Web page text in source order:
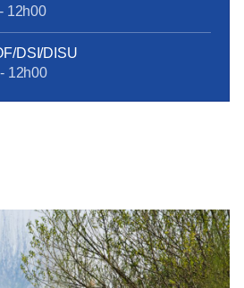
- 12h00
DSI/DISU
- 12h00